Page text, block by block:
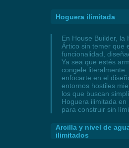
Hoguera ilimitada
En House Builder,
Ártico sin temer que
funcionalidad,
Ya sea que estés
congele
enfocarte en el
entornos hostiles
los que buscan
Hoguera ilimitada
para construir sin
Arcilla y nivel de
ilimitados